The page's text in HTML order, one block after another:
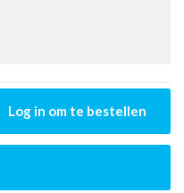
Log in om te bestellen